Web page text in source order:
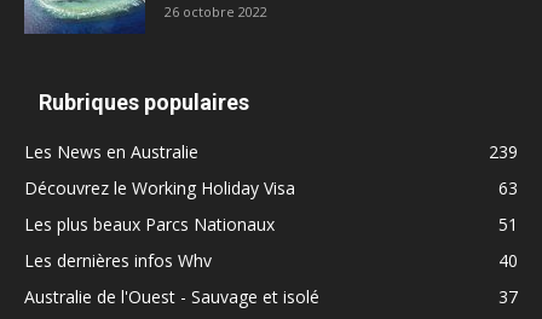
26 octobre 2022
Rubriques populaires
Les News en Australie
239
Découvrez le Working Holiday Visa
63
Les plus beaux Parcs Nationaux
51
Les dernières infos Whv
40
Australie de l'Ouest - Sauvage et isolé
37